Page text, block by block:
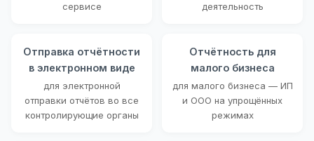
сервисе
деятельность
Отправка отчётности
в электронном виде
для электронной
отправки отчётов во все
контролирующие органы
Отчётность для
малого бизнеса
для малого бизнеса — ИП
и ООО на упрощённых
режимах